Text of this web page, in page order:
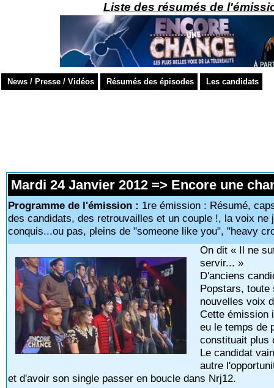
Liste des résumés de
News / Presse / Vidéos Résumés des épisodes Les candidats
Mardi 24 Janvier 2012 => Encore une
Programme de l'émission : 1re émission : Résumé,
des candidats, des retrouvailles et un couple !, la voix
conquis...ou pas, pleins de "someone like you", "heavy
On dit « Il ne
servir... »
D'anciens
Popstars, toute
nouvelles voix
Cette émission
eu le temps de
constituait plus
Le candidat
autre
et d'avoir son single passer en boucle dans Nrj12.